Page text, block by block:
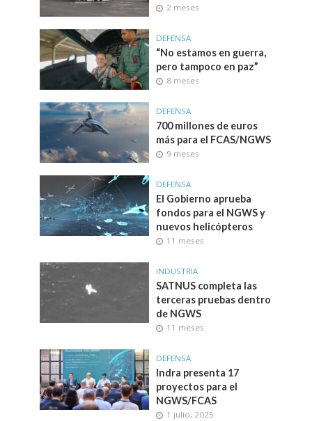
2 meses
DEFENSA
“No estamos en guerra,
pero tampoco en paz”
8 meses
DEFENSA
700 millones de euros
más para el FCAS/NGWS
9 meses
DEFENSA
El Gobierno aprueba
fondos para el NGWS y
nuevos helicópteros
11 meses
INDUSTRIA
SATNUS completa las
terceras pruebas dentro
de NGWS
11 meses
DEFENSA
Indra presenta 17
proyectos para el
NGWS/FCAS
1 julio, 2025